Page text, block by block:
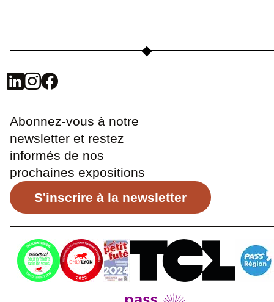
Abonnez-vous à notre
newsletter et restez
informés de nos
prochaines expositions
S'inscrire à la newsletter